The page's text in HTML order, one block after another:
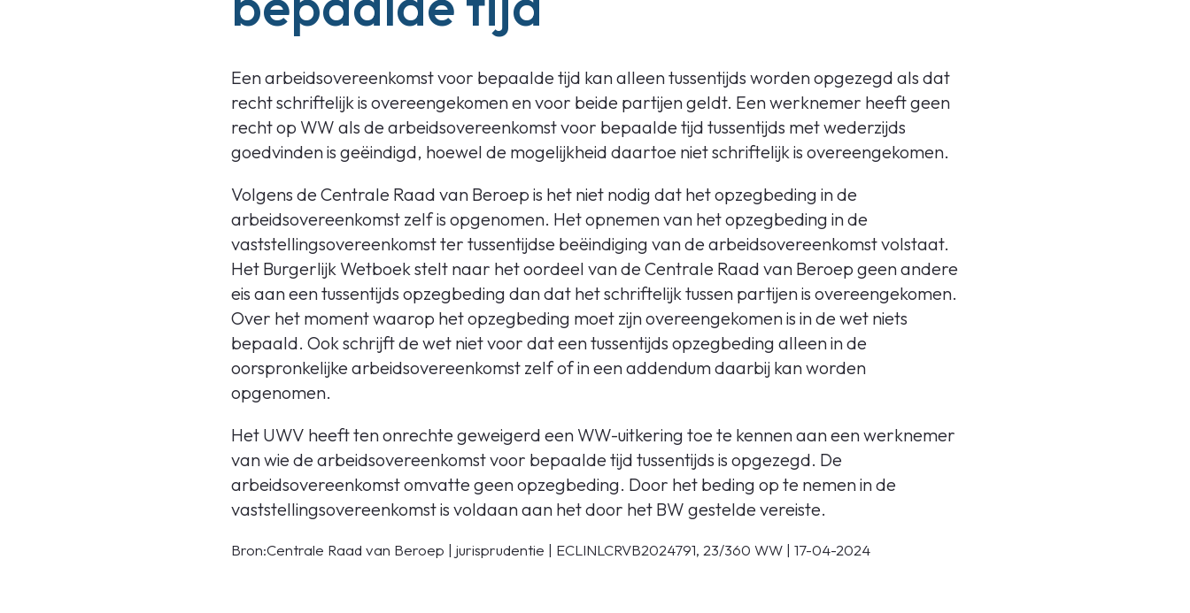
Een arbeidsovereenkomst voor bepaalde tijd kan alleen tussentijds worden opgezegd als dat
recht schriftelijk is overeengekomen en voor beide partijen geldt. Een werknemer heeft geen
recht op WW als de arbeidsovereenkomst voor bepaalde tijd tussentijds met wederzijds
goedvinden is geëindigd, hoewel de mogelijkheid daartoe niet schriftelijk is overeengekomen.
Volgens de Centrale Raad van Beroep is het niet nodig dat het opzegbeding in de
arbeidsovereenkomst zelf is opgenomen. Het opnemen van het opzegbeding in de
vaststellingsovereenkomst ter tussentijdse beëindiging van de arbeidsovereenkomst volstaat.
Het Burgerlijk Wetboek stelt naar het oordeel van de Centrale Raad van Beroep geen andere
eis aan een tussentijds opzegbeding dan dat het schriftelijk tussen partijen is overeengekomen.
Over het moment waarop het opzegbeding moet zijn overeengekomen is in de wet niets
bepaald. Ook schrijft de wet niet voor dat een tussentijds opzegbeding alleen in de
oorspronkelijke arbeidsovereenkomst zelf of in een addendum daarbij kan worden
opgenomen.
Het UWV heeft ten onrechte geweigerd een WW-uitkering toe te kennen aan een werknemer
van wie de arbeidsovereenkomst voor bepaalde tijd tussentijds is opgezegd. De
arbeidsovereenkomst omvatte geen opzegbeding. Door het beding op te nemen in de
vaststellingsovereenkomst is voldaan aan het door het BW gestelde vereiste.
Bron:Centrale Raad van Beroep | jurisprudentie | ECLINLCRVB2024791, 23/360 WW | 17-04-2024